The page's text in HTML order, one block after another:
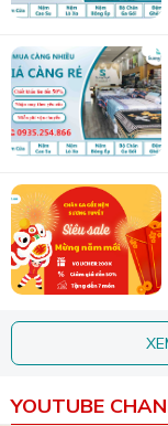
Luôn có đội ngũ
Trên đây là
non 009, nó sẽ là
hè, nắng nóng.
của chúng tôi, bạn
báo giá cụ thể nhé!
📞Hotline:
📍 Showroom1:
Thanh Khê, TP.
📍 Showroom2:
📍 Showroom3:
Trà, TP. Đà Nẵng
YOUTUBE